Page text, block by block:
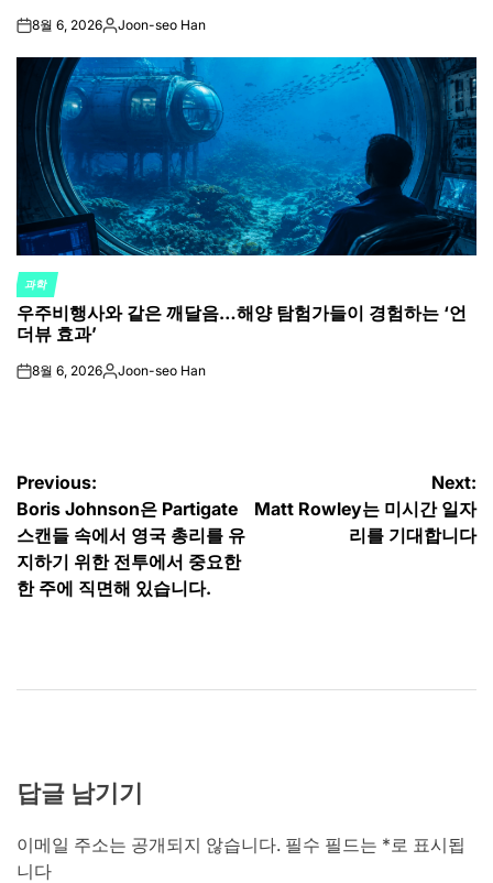
on8월 6, 2026Posted
Joon-seo Han
POSTED
IN
과학
우주비행사와 같은 깨달음…해양 탐험가들이 경험하는 ‘언
더뷰 효과’
on8월 6, 2026Posted
Joon-seo Han
글
탐
색
Previous:
Boris Johnson은 Partigate
스캔들 속에서 영국 총리를 유
지하기 위한 전투에서 중요한
한 주에 직면해 있습니다.
Next:
Matt Rowley는 미시간 일자
리를 기대합니다
답글 남기기
이메일 주소는 공개되지 않습니다. 필수 필드는 * 로 표시됩
니다